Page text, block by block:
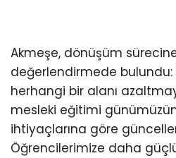
Akmeşe, dönüşüm
değerlendirmede bulundu:
herhangi bir alanı
mesleki eğitimi
ihtiyaçlarına göre
Öğrencilerimize daha